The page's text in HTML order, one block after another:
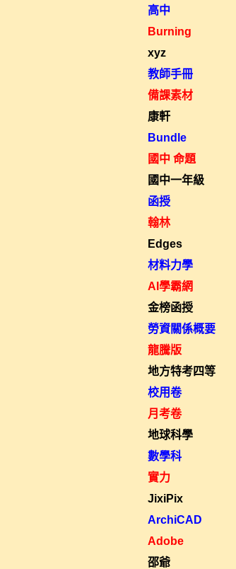
高中
Burning
xyz
教師手冊
備課素材
康軒
Bundle
國中 命題
國中一年級
函授
翰林
Edges
材料力學
AI學霸網
金榜函授
勞資關係概要
龍騰版
地方特考四等
校用卷
月考卷
地球科學
數學科
實力
JixiPix
ArchiCAD
Adobe
邵爺